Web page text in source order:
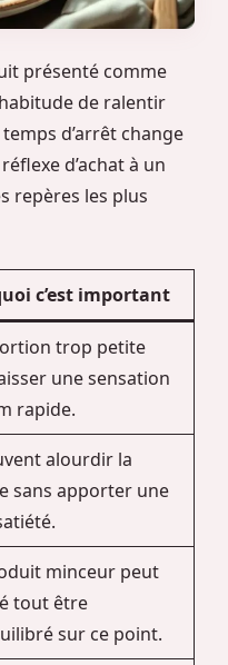
présenté comme
de ralentir
d’arrêt change
d’achat à un
repères les plus
c’est important
trop petite
une sensation
rapide.
alourdir la
sans apporter une
minceur peut
tout être
sur ce point.